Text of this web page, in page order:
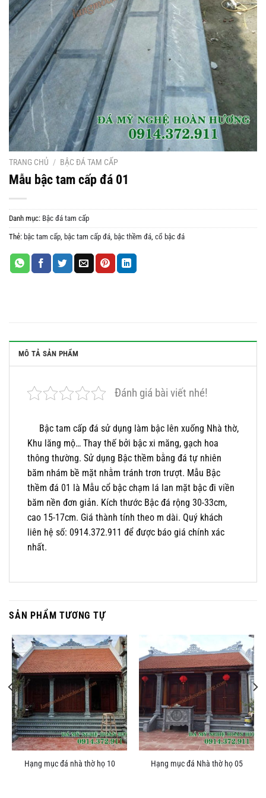
TRANG CHỦ / BẬC ĐÁ TAM CẤP
Mẫu bậc tam cấp đá 01
Danh mục: Bậc đá tam cấp
Thẻ: bậc tam cấp, bậc tam cấp đá, bậc thềm đá, cổ bậc đá
MÔ TẢ SẢN PHẨM
Đánh giá bài viết nhé!
Bậc tam cấp đá sử dụng làm bậc lên xuống Nhà thờ,
Khu lăng mộ… Thay thế bởi bậc xi măng, gạch hoa
thông thường. Sử dụng Bậc thềm bằng đá tự nhiên
băm nhám bề mặt nhằm tránh trơn trượt. Mẫu Bậc
thềm đá 01 là Mẫu cổ bậc chạm lá lan mặt bậc đi viền
băm nền đơn giản. Kích thước Bậc đá rộng 30-33cm,
cao 15-17cm. Giá thành tính theo m dài. Quý khách
liên hệ số: 0914.372.911 để được báo giá chính xác
nhất.
SẢN PHẨM TƯƠNG TỰ
Hạng mục đá nhà thờ họ 10 Hạng mục đá Nhà thờ họ 05